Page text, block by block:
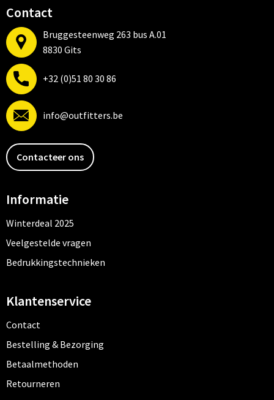
Contact
Bruggesteenweg 263 bus A.01
8830 Gits
+32 (0)51 80 30 86
info@outfitters.be
Contacteer ons
Informatie
Winterdeal 2025
Veelgestelde vragen
Bedrukkingstechnieken
Klantenservice
Contact
Bestelling & Bezorging
Betaalmethoden
Retourneren